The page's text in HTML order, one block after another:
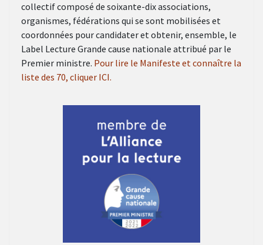
collectif composé de soixante-dix associations,
organismes, fédérations qui se sont mobilisées et
coordonnées pour candidater et obtenir, ensemble, le
Label Lecture Grande cause nationale attribué par le
Premier ministre. Pour lire le Manifeste et connaître la
liste des 70, cliquer ICI.